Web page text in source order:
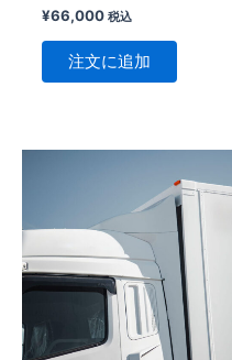
¥66,000 税込
注文に追加